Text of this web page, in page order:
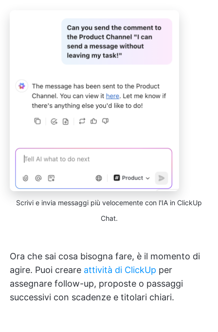
Scrivi e invia messaggi più velocemente con l'IA in ClickUp
Chat.
Ora che sai cosa bisogna fare, è il momento di
agire. Puoi creare attività di ClickUp per
assegnare follow-up, proposte o passaggi
successivi con scadenze e titolari chiari.